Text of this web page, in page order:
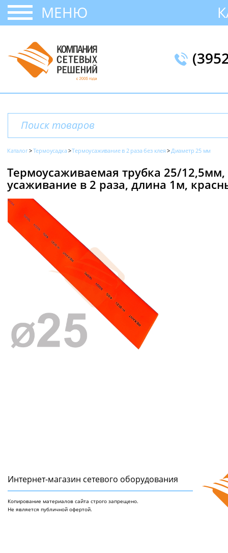
МЕНЮ
Каталог Термоусадка Термоусаживание в 2 раза без клея Диаметр 25 мм
Термоусаживаемая трубка 25/
усаживание в 2 раза, длина 1м,
Интернет-магазин сетeвого оборудования
Копирование материалов сайта строго запрещено.
Не является публичной офертой.